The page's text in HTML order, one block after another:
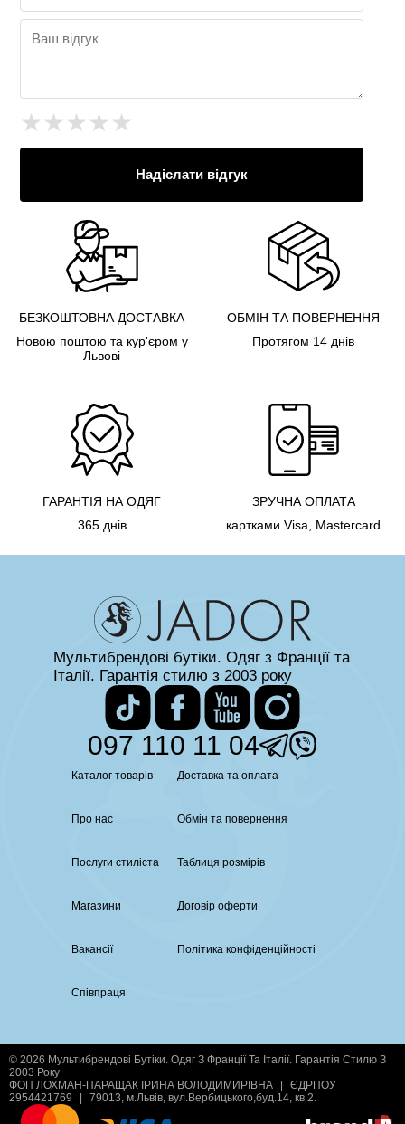
★★★★★
Надіслати відгук
БЕЗКОШТОВНА ДОСТАВКА
Новою поштою та кур'єром у
Львові
ОБМІН ТА ПОВЕРНЕННЯ
Протягом 14 днів
ГАРАНТІЯ НА ОДЯГ
365 днів
ЗРУЧНА ОПЛАТА
картками Visa, Mastercard
Мультибрендові бутіки. Одяг з Франції та
Італії. Гарантія стилю з 2003 року
097 110 11 04
Каталог товарів
Про нас
Послуги стиліста
Магазини
Вакансії
Співпраця
Доставка та оплата
Обмін та повернення
Таблиця розмірів
Договір оферти
Політика конфіденційності
© 2026 Мультибрендові Бутіки. Одяг З Франції Та Італії. Гарантія Стилю З
2003 Року
ФОП ЛОХМАН-ПАРАЩАК ІРИНА ВОЛОДИМИРІВНА
ЄДРПОУ
2954421769
79013, м.Львів, вул.Вербицького,буд.14, кв.2.